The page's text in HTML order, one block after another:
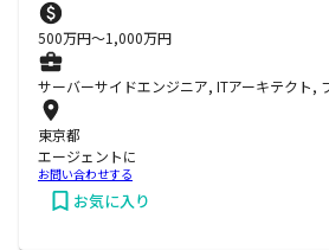
500万円〜1,000万円
サーバーサイドエンジニア, ITアーキテクト,
東京都
エージェントに
お問い合わせする
お気に入り